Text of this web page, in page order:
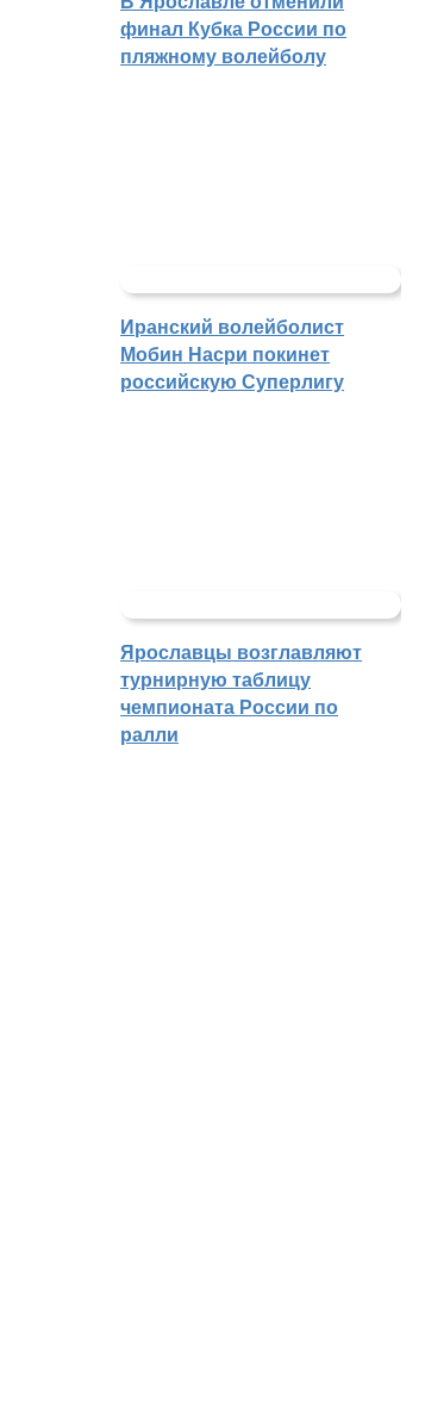
финал Кубка России по
пляжному волейболу
Иранский волейболист
Мобин Насри покинет
российскую Суперлигу
Ярославцы возглавляют
турнирную таблицу
чемпионата России по
ралли